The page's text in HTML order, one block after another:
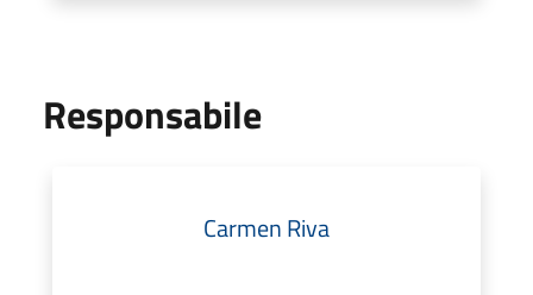
Responsabile
Carmen Riva